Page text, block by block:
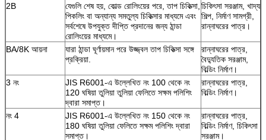
2B
যেগুলি শেষ হয়, কোল্ড রোলিংয়ের পরে, তাপ চিকিত্সা,
পিকলিং বা অন্যান্য সমতুল্য চিকিত্সার মাধ্যমে এবং
সর্বশেষে উপযুক্ত দীপ্তি প্রদানের জন্য ঠান্ডা
রোলিংয়ের মাধ্যমে।
চিকিৎসা সরঞ্জাম, খাদ্য
শিল্প, নির্মাণ সামগ্রী,
রান্নাঘরের পাত্র।
BA/8K আয়না
যারা ঠান্ডা ঘূর্ণায়মান পরে উজ্জ্বল তাপ চিকিত্সা সঙ্গে
প্রক্রিয়া.
রান্নাঘরের পাত্র,
বৈদ্যুতিক সরঞ্জাম,
বিল্ডিং নির্মাণ।
3 নং
JIS R6001-এ উল্লেখিত নং 100 থেকে নং
120 ঘষিয়া তুলিয়া তুলিয়া ফেলিতে সক্ষম পলিশিং
দ্বারা সমাপ্ত।
রান্নাঘরের পাত্র,
বিল্ডিং নির্মাণ।
নং 4
JIS R6001-এ উল্লেখিত নং 150 থেকে নং
180 ঘষিয়া তুলিয়া ফেলিতে সক্ষম পলিশিং দ্বারা
সমাপ্ত।
রান্নাঘরের পাত্র,
বিল্ডিং নির্মাণ, চিকিৎসা
সরঞ্জাম।